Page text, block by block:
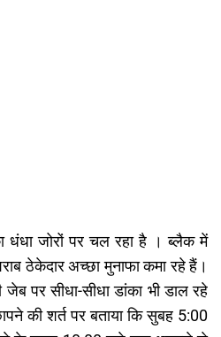
धंधा जोरों पर चल रहा है । ब्लैक में
ठेकेदार अच्छा मुनाफा कमा रहे हैं।
जेब पर सीधा-सीधा डांका भी डाल रहे
की शर्त पर बताया कि सुबह 5:00